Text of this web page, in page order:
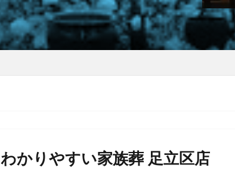
わかりやすい家族葬 足立区店